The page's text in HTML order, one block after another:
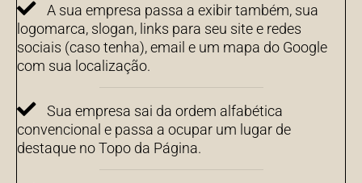
A sua empresa passa a exibir também, sua
logomarca, slogan, links para seu site e redes
sociais (caso tenha), email e um mapa do Google
com sua localização.
Sua empresa sai da ordem alfabética
convencional e passa a ocupar um lugar de
destaque no Topo da Página.